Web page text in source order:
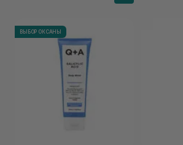
ВЫБОР ОКСАНЫ